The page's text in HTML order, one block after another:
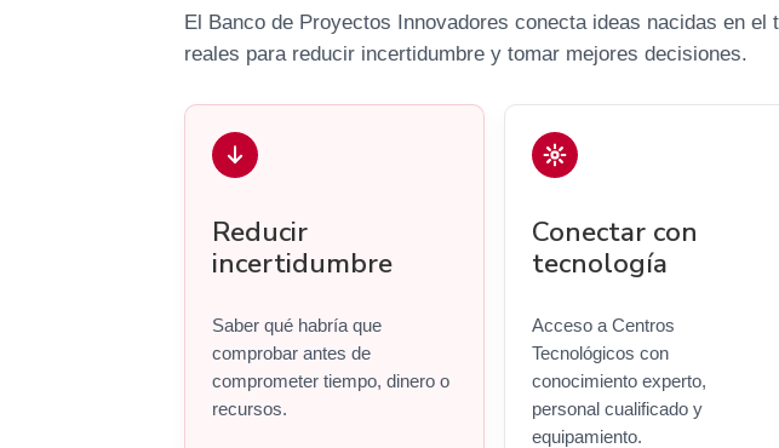
El Banco de Proyectos Innovadores conecta ideas nacidas en
reales para reducir incertidumbre y tomar mejores decisiones.
Reducir
incertidumbre
Saber qué habría que
comprobar antes de
comprometer tiempo, dinero o
recursos.
Conectar con
tecnología
Acceso a Centros
Tecnológicos con
conocimiento experto,
personal cualificado y
equipamiento.